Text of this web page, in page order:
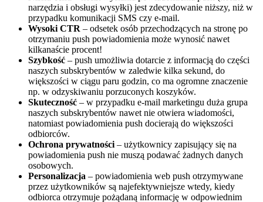
narzędzia i obsługi wysyłki) jest zdecydowanie niższy, niż w
przypadku komunikacji SMS czy e-mail.
Wysoki CTR – odsetek osób przechodzących na stronę po
otrzymaniu push powiadomienia może wynosić nawet
kilkanaście procent!
Szybkość – push umożliwia dotarcie z informacją do części
naszych subskrybentów w zaledwie kilka sekund, do
większości w ciągu paru godzin, co ma ogromne znaczenie
np. w odzyskiwaniu porzuconych koszyków.
Skuteczność – w przypadku e-mail marketingu duża grupa
naszych subskrybentów nawet nie otwiera wiadomości,
natomiast powiadomienia push docierają do większości
odbiorców.
Ochrona prywatności – użytkownicy zapisujący się na
powiadomienia push nie muszą podawać żadnych danych
osobowych.
Personalizacja – powiadomienia web push otrzymywane
przez użytkowników są najefektywniejsze wtedy, kiedy
odbiorca otrzymuje pożądaną informację w odpowiednim